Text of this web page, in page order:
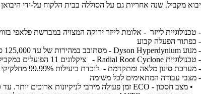
יבוא מקביל. שנה אחריות גם על הסוללה בבית הלקוח על-ידי היבואן אס טי
- טכנולוגיית לייזר - אלומת לייזר ירוקה המצויה במברשת פלאפי בזווית מדויקת של 5.1 מעלות, 3.7 מ"מ מעל הקרקע מגלה החלקיקים
- כפתור הפעלה קבוע
- מנוע Dyson Hyperdynium - מסתובב במהירות של עד 125,000 סל"ד
- טכנולוגיית Radial Root Cyclone - ציקלונים 11 הפועלים במקביל ויוצרים כוח של 100,000G צנטרפוגלים ללכידת אבק ולכלוך מבלי לאבד את עוצמת השאיבה
- מערכת סינון מלאה ומתקדמת - לוכדת ביעילות 99.99% מחלקיקי האבק המיקרוסקופיים ומהאלרגנים, עד גודל של 3.0 מיקרונים ופולטת אוויר נקי יותר
- מצבי עבודה המתאימים לכל משימה
• מצב חסכון - ECO זמן פעולה מירבי לניקיונות ארוכים יותר. עד כ- 60 דקות עבודה רציפה .